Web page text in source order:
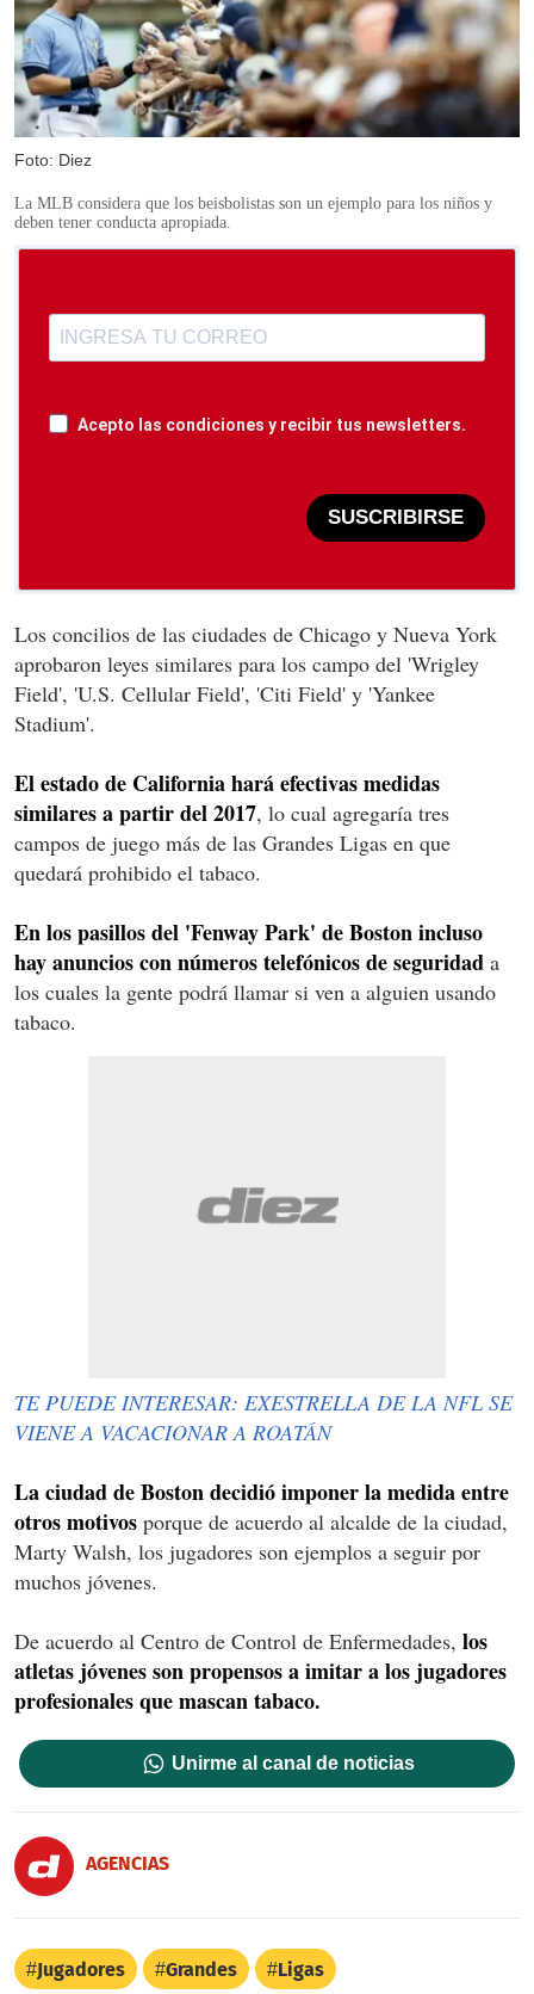
Foto: Diez
La MLB considera que los beisbolistas son un ejemplo para los niños y
deben tener conducta apropiada.
Acepto las condiciones y recibir tus newsletters.
SUSCRIBIRSE
Los concilios de las ciudades de Chicago y Nueva York
aprobaron leyes similares para los campo del 'Wrigley
Field', 'U.S. Cellular Field', 'Citi Field' y 'Yankee
Stadium'.
El estado de California hará efectivas medidas
similares a partir del 2017, lo cual agregaría tres
campos de juego más de las Grandes Ligas en que
quedará prohibido el tabaco.
En los pasillos del 'Fenway Park' de Boston incluso
hay anuncios con números telefónicos de seguridad a
los cuales la gente podrá llamar si ven a alguien usando
tabaco.
TE PUEDE INTERESAR: EXESTRELLA DE LA NFL SE
VIENE A VACACIONAR A ROATÁN
La ciudad de Boston decidió imponer la medida entre
otros motivos porque de acuerdo al alcalde de la ciudad,
Marty Walsh, los jugadores son ejemplos a seguir por
muchos jóvenes.
De acuerdo al Centro de Control de Enfermedades, los
atletas jóvenes son propensos a imitar a los jugadores
profesionales que mascan tabaco.
Unirme al canal de noticias
AGENCIAS
Jugadores Grandes Ligas